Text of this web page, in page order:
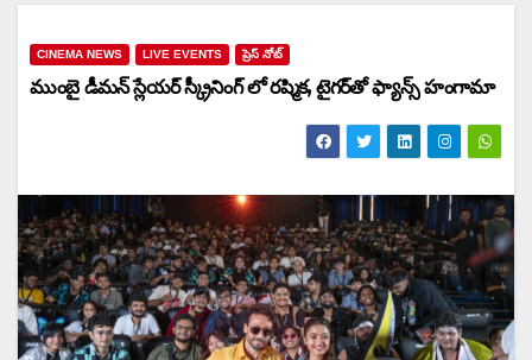
CINEMA NEWS LIVE EVENTS ప్రెస్ నోట్
ముంబై డీమన్ స్లేయర్ స్క్రీనింగ్‌ లో రష్మిక, టైగర్‌తో ఫ్యాన్స్ హంగామా